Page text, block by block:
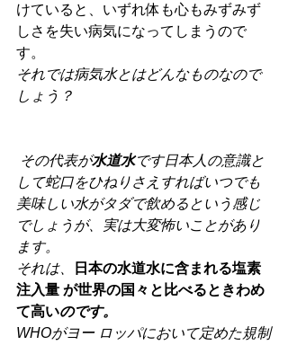
けていると、いずれ体も心もみずみず
しさを失い病気になってしまうので
す。
それでは病気水とはどんなものなので
しょう？
その代表が水道水です日本人の意識と
して蛇口をひねりさえすればいつでも
美味しい水がタダで飲めるという感じ
でしょうが、実は大変怖いことがあり
ます。
それは、
日本の水道水に含まれる塩素
注入量 が世界の国々と比べるときわめ
て高いのです。
WHOがヨー ロッパにおいて定めた規制